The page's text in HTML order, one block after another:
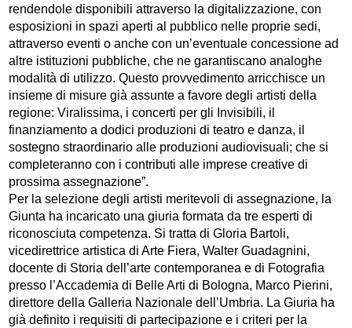
rendendole disponibili attraverso la digitalizzazione, con
esposizioni in spazi aperti al pubblico nelle proprie sedi,
attraverso eventi o anche con un’eventuale concessione ad
altre istituzioni pubbliche, che ne garantiscano analoghe
modalità di utilizzo. Questo provvedimento arricchisce un
insieme di misure già assunte a favore degli artisti della
regione: Viralissima, i concerti per gli Invisibili, il
finanziamento a dodici produzioni di teatro e danza, il
sostegno straordinario alle produzioni audiovisuali; che si
completeranno con i contributi alle imprese creative di
prossima assegnazione”.
Per la selezione degli artisti meritevoli di assegnazione, la
Giunta ha incaricato una giuria formata da tre esperti di
riconosciuta competenza. Si tratta di Gloria Bartoli,
vicedirettrice artistica di Arte Fiera, Walter Guadagnini,
docente di Storia dell’arte contemporanea e di Fotografia
presso l’Accademia di Belle Arti di Bologna, Marco Pierini,
direttore della Galleria Nazionale dell’Umbria. La Giuria ha
già definito i requisiti di partecipazione e i criteri per la